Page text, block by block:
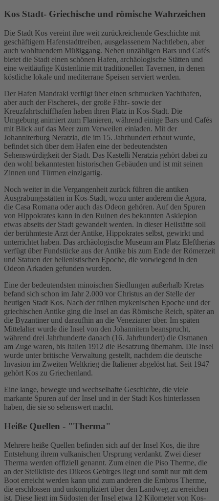
Kos Stadt- Griechische und römische Wahrzeichen
Die Stadt Kos vereint ihre weit zurückreichende Geschichte mit
geschäftigem Hafenstadttreiben, ausgelassenem Nachtleben, aber
auch wohltuendem Müßiggang. Neben unzähligen Bars und Cafés
bietet die Stadt einen schönen Hafen, archäologische Stätten und
eine weitläufige Küstenlinie mit traditionellen Tavernen, in denen
köstliche lokale und mediterrane Speisen serviert werden.
Der Hafen Mandraki verfügt über einen schmucken Yachthafen,
aber auch der Fischerei-, der große Fähr- sowie der
Kreuzfahrtschiffhafen haben ihren Platz in Kos-Stadt. Die
Umgebung animiert zum Flanieren, während einige Bars und Cafés
mit Blick auf das Meer zum Verweilen einladen. Mit der
Johanniterburg Neratzia, die im 15. Jahrhundert erbaut wurde,
befindet sich über dem Hafen eine der bedeutendsten
Sehenswürdigkeit der Stadt. Das Kastelli Neratzia gehört dabei zu
den wohl bekanntesten historischen Gebäuden und ist mit seinen
Zinnen und Türmen einzigartig.
Noch weiter in die Vergangenheit zurück führen die antiken
Ausgrabungsstätten in Kos-Stadt, wozu unter anderem die Agora,
die Casa Romana oder auch das Odeon gehören. Auf den Spuren
von Hippokrates kann in den Ruinen des bekannten Asklepion
etwas abseits der Stadt gewandelt werden. In dieser Heilstätte soll
der berühmteste Arzt der Antike, Hippokrates selbst, gewirkt und
unterrichtet haben. Das archäologische Museum am Platz Eleftherias
verfügt über Fundstücke aus der Antike bis zum Ende der Römerzeit
und Statuen der hellenistischen Epoche, die vorwiegend in den
Odeon Arkaden gefunden wurden.
Eine der bedeutendsten minoischen Siedlungen außerhalb Kretas
befand sich schon im Jahr 2.000 vor Christus an der Stelle der
heutigen Stadt Kos. Nach der frühen mykenischen Epoche und der
griechischen Antike ging die Insel an das Römische Reich, später an
die Byzantiner und daraufhin an die Venezianer über. Im späten
Mittelalter wurde die Insel von den Johannitern beansprucht,
während drei Jahrhunderte danach (16. Jahrhundert) die Osmanen
am Zuge waren, bis Italien 1912 die Besatzung übernahm. Die Insel
wurde unter britische Verwaltung gestellt, nachdem die deutsche
Invasion im Zweiten Weltkrieg die Italiener abgelöst hat. Seit 1947
gehört Kos zu Griechenland.
Eine lange, bewegte und wechselhafte Geschichte, die viele
markante Spuren auf der Insel und in der Stadt Kos hinterlassen
haben, die sie so sehenswert macht.
Heiße Quellen - "Therma"
Mehrere heiße Quellen befinden sich auf der Insel Kos, die ihre
Entstehung ihrem vulkanischen Ursprung verdankt. Zwei dieser
Therma werden offiziell genannt. Zum einen die Piso Therme, die
an der Steilküste des Dikeos Gebirges liegt und somit nur mit dem
Boot erreicht werden kann und zum anderen die Embros Therme,
die erschlossen und unkompliziert über den Landweg zu erreichen
ist. Diese liegt im Südosten der Insel etwa 12 Kilometer von Kos-